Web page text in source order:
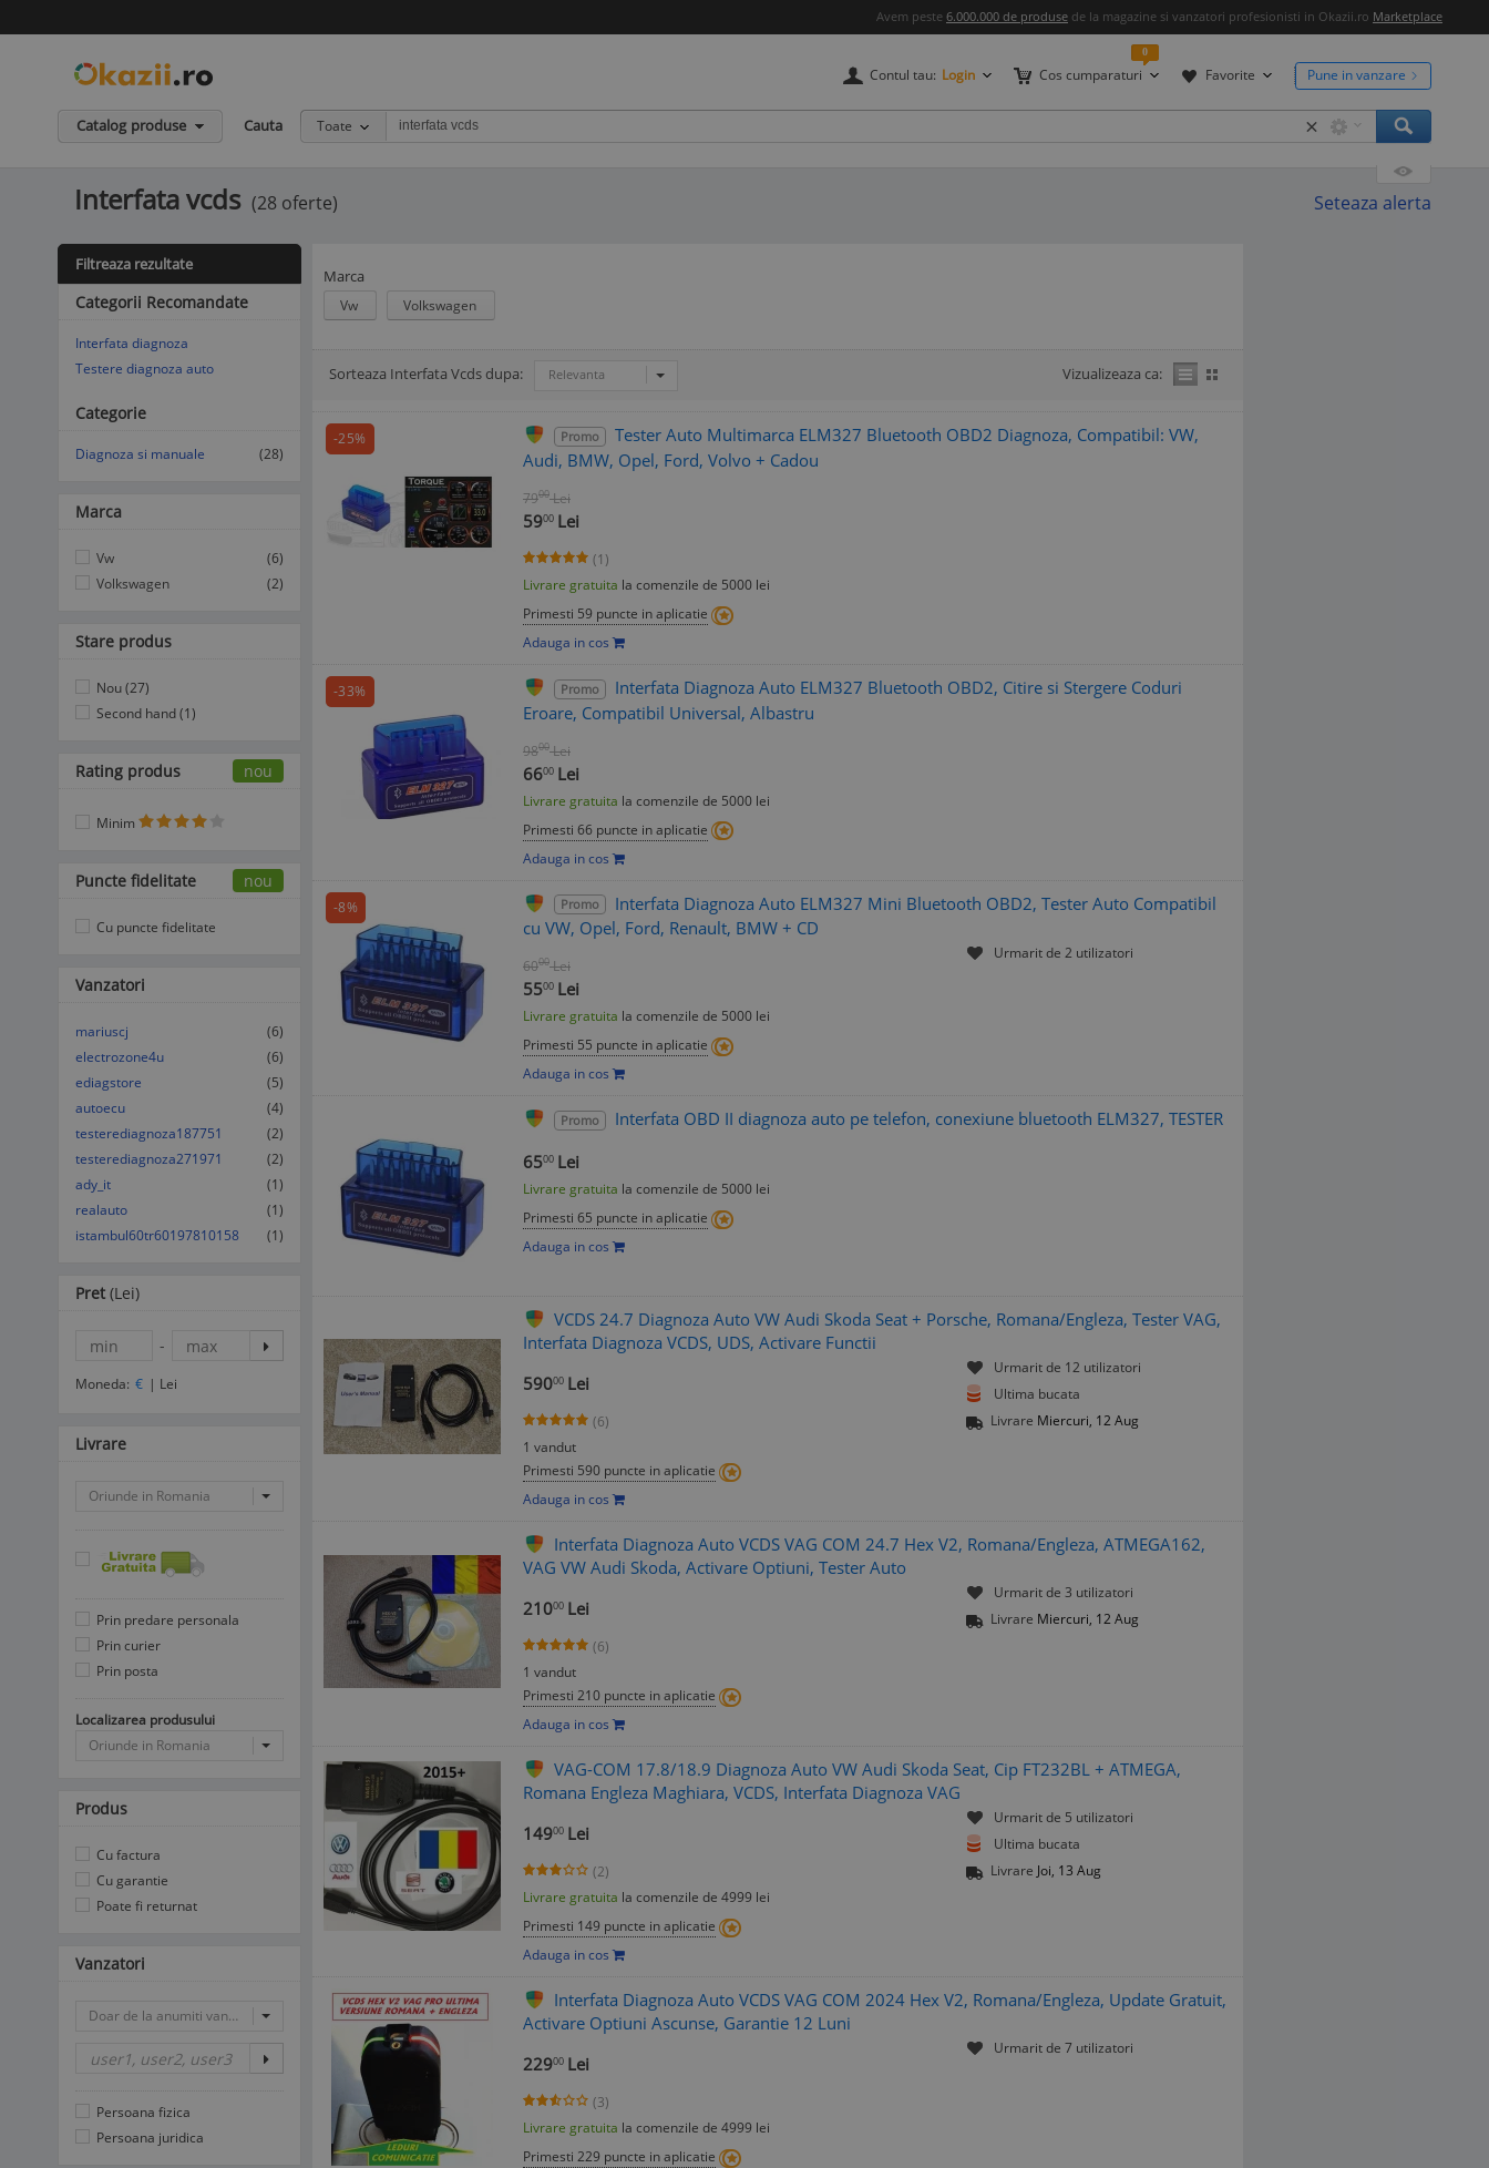
Avem peste 6.000.000 de produse de la magazine si vanzatori profesionisti in Okazii.ro Marketplace
Contul tau: Login Cos cumparaturi
0
Favorite Pune in vanzare
Catalog produse Cauta Toate ×
Interfata vcds (28 oferte) Seteaza alerta
Marca
Vw Volkswagen
Sorteaza Interfata Vcds dupa: Relevanta Vizualizeaza ca:
Afisare Lista
Afisare galerie
-25% Promo
Tester Auto Multimarca ELM327 Bluetooth OBD2 Diagnoza, Compatibil: VW,
Audi, BMW, Opel, Ford, Volvo + Cadou
7900 Lei
5900 Lei
(1)
Livrare gratuita la comenzile de 5000 lei
Primesti 59 puncte in aplicatie
Adauga in cos
-33% Promo
Interfata Diagnoza Auto ELM327 Bluetooth OBD2, Citire si Stergere Coduri
Eroare, Compatibil Universal, Albastru
9800 Lei
6600 Lei
Livrare gratuita la comenzile de 5000 lei
Primesti 66 puncte in aplicatie
Adauga in cos
-8% Promo
Interfata Diagnoza Auto ELM327 Mini Bluetooth OBD2, Tester Auto Compatibil
cu VW, Opel, Ford, Renault, BMW + CD
6000 Lei
5500 Lei
Livrare gratuita la comenzile de 5000 lei
Primesti 55 puncte in aplicatie
Adauga in cos
Urmarit de 2 utilizatori
Promo
Interfata OBD II diagnoza auto pe telefon, conexiune bluetooth ELM327, TESTER
6500 Lei
Livrare gratuita la comenzile de 5000 lei
Primesti 65 puncte in aplicatie
Adauga in cos
VCDS 24.7 Diagnoza Auto VW Audi Skoda Seat + Porsche, Romana/Engleza, Tester VAG,
Interfata Diagnoza VCDS, UDS, Activare Functii
59000 Lei
(6)
1 vandut
Primesti 590 puncte in aplicatie
Adauga in cos
Urmarit de 12 utilizatori
Ultima bucata
Livrare Miercuri, 12 Aug
Interfata Diagnoza Auto VCDS VAG COM 24.7 Hex V2, Romana/Engleza, ATMEGA162,
VAG VW Audi Skoda, Activare Optiuni, Tester Auto
21000 Lei
(6)
1 vandut
Primesti 210 puncte in aplicatie
Adauga in cos
Urmarit de 3 utilizatori
Livrare Miercuri, 12 Aug
VAG-COM 17.8/18.9 Diagnoza Auto VW Audi Skoda Seat, Cip FT232BL + ATMEGA,
Romana Engleza Maghiara, VCDS, Interfata Diagnoza VAG
14900 Lei
(2)
Livrare gratuita la comenzile de 4999 lei
Primesti 149 puncte in aplicatie
Adauga in cos
Urmarit de 5 utilizatori
Ultima bucata
Livrare Joi, 13 Aug
Interfata Diagnoza Auto VCDS VAG COM 2024 Hex V2, Romana/Engleza, Update Gratuit,
Activare Optiuni Ascunse, Garantie 12 Luni
22900 Lei
(3)
Livrare gratuita la comenzile de 4999 lei
Primesti 229 puncte in aplicatie
Urmarit de 7 utilizatori
Filtreaza rezultate
Categorii Recomandate
Interfata diagnoza
Testere diagnoza auto
Categorie
Diagnoza si manuale (28)
Marca
Vw
(6)
Volkswagen
(2)
Stare produs
Nou (27)
Second hand (1)
Rating produs nou
Minim
Puncte fidelitate nou
Cu puncte fidelitate
Vanzatori
mariuscj
(6)
electrozone4u
(6)
ediagstore
(5)
autoecu
(4)
testerediagnoza187751
(2)
testerediagnoza271971
(2)
ady_it
(1)
realauto
(1)
istambul60tr60197810158
(1)
Pret (Lei)
-
Moneda: € | Lei
Livrare
Oriunde in Romania
Prin predare personala
Prin curier
Prin posta
Localizarea produsului
Oriunde in Romania
Produs
Cu factura
Cu garantie
Poate fi returnat
Vanzatori
Doar de la anumiti vanzatori
Persoana fizica
Persoana juridica